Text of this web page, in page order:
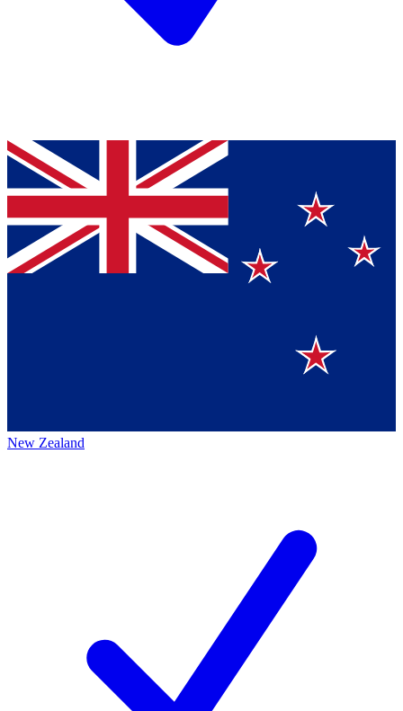
New Zealand